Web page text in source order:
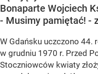
Bonaparte Wojciech
- Musimy pamiętać! -
W Gdańsku uczczono
w grudniu 1970 r. Przed
Stoczniowców kwiaty